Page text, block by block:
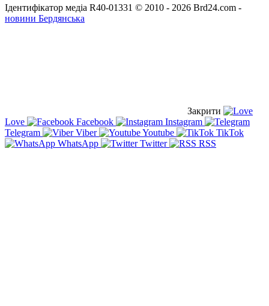
Ідентифікатор медіа R40-01331 © 2010 - 2026 Brd24.com -
новини Бердянська
Закрити
Love
Facebook
Instagram
Telegram
Viber Youtube
TikTok
WhatsApp
Twitter RSS